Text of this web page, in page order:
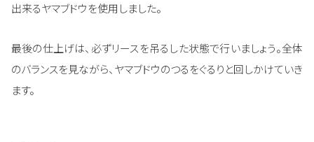
出来るヤマブドウを使用しました。
最後の仕上げは、必ずリースを吊るした状態で行いましょう。全体
のバランスを見ながら、ヤマブドウのつるをぐるりと回しかけていき
ます。